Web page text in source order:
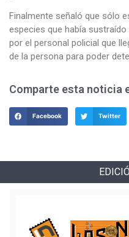
Finalmente señaló que sólo
especies que había
por el personal policial que
de la persona para poder
Comparte esta noticia
Facebook Twitter